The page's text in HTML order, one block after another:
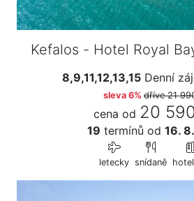
Kefalos - Hotel Royal
8,9,11,12,13,15 Denní
sleva 6% dříve21
cena od 20
19 termínů od 16.
letecky snídaně